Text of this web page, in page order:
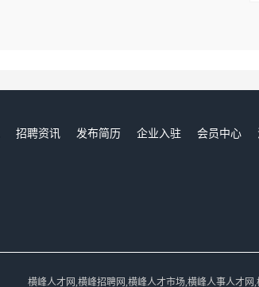
招聘资讯 发布简历 企业入驻 会员中心
横峰人才网,横峰招聘网,横峰人才市场,横峰人事人才网